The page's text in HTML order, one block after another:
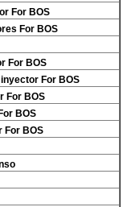
For BOS
For BOS
For BOS
For BOS
For BOS
BOS
For BOS